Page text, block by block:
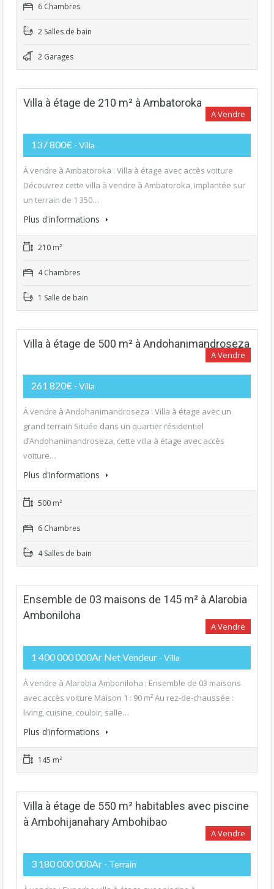
6 Chambres
2 Salles de bain
2 Garages
Villa à étage de 210 m² à Ambatoroka
A Vendre
137 800€ - Villa
À vendre à Ambatoroka : Villa à étage avec accès voiture
Découvrez cette villa à vendre à Ambatoroka, implantée sur
un terrain de 1 350…
Plus d'informations
210 m²
4 Chambres
1 Salle de bain
Villa à étage de 500 m² à Andohanimandroseza
A Vendre
261 820€ - Villa
À vendre à Andohanimandroseza : Villa à étage avec un
grand terrain Située dans un quartier résidentiel
d’Andohanimandroseza, cette villa à étage avec accès
voiture…
Plus d'informations
500 m²
6 Chambres
4 Salles de bain
Ensemble de 03 maisons de 145 m² à Alarobia
Amboniloha
A Vendre
1 400 000 000Ar Net Vendeur - Villa
À vendre à Alarobia Amboniloha : Ensemble de 03 maisons
avec accès voiture Maison 1 : 90 m² Au rez-de-chaussée :
living, cuisine, couloir, salle…
Plus d'informations
145 m²
Villa à étage de 550 m² habitables avec piscine
à Ambohijanahary Ambohibao
A Vendre
3 180 000 000Ar - Terrain